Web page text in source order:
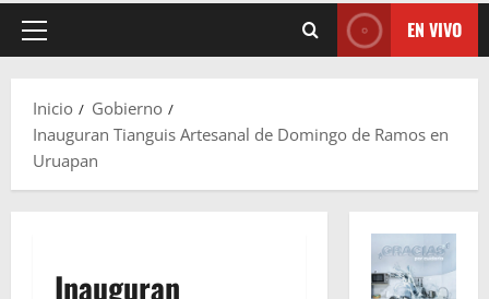
Menú
EN VIVO
Inicio
Gobierno
Inauguran Tianguis Artesanal de Domingo de Ramos en
Uruapan
Inauguran